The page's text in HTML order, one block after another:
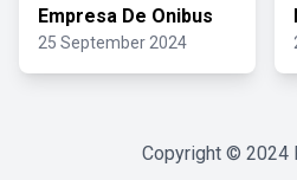
Empresa De Onibus
25 September 2024
Copyright © 2024